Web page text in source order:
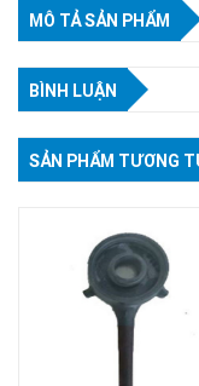
MÔ TẢ SẢN PHẨM
BÌNH LUẬN
SẢN PHẨM TƯƠNG